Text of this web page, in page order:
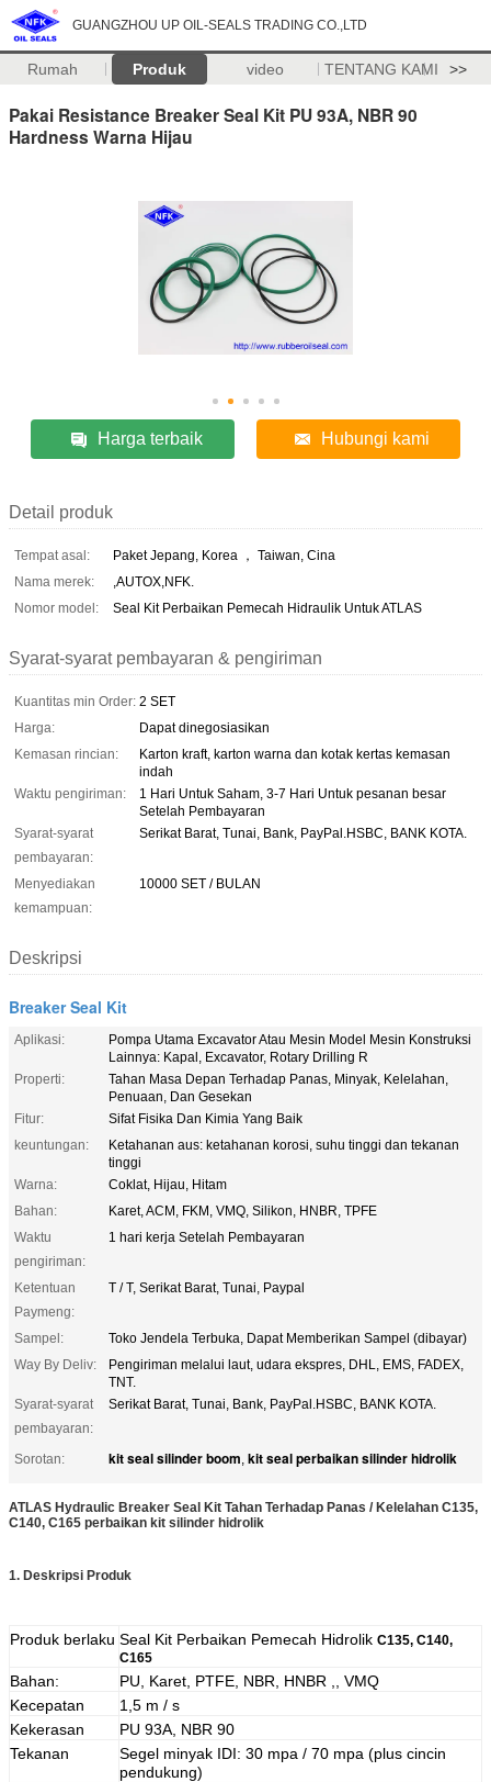
GUANGZHOU UP OIL-SEALS TRADING CO.,LTD
Rumah Produk video TENTANG KAMI >>
Pakai Resistance Breaker Seal Kit PU 93A, NBR 90
Hardness Warna Hijau
Harga terbaik Hubungi kami
Detail produk
Tempat asal:
Paket Jepang, Korea ， Taiwan, Cina
Nama merek:
,AUTOX,NFK.
Nomor model:
Seal Kit Perbaikan Pemecah Hidraulik Untuk ATLAS
Syarat-syarat pembayaran & pengiriman
Kuantitas min Order: 2 SET
Harga:
Dapat dinegosiasikan
Kemasan rincian:
Karton kraft, karton warna dan kotak kertas kemasan
indah
Waktu pengiriman:
1 Hari Untuk Saham, 3-7 Hari Untuk pesanan besar
Setelah Pembayaran
Syarat-syarat
pembayaran:
Serikat Barat, Tunai, Bank, PayPal.HSBC, BANK KOTA.
Menyediakan
kemampuan:
10000 SET / BULAN
Deskripsi
Breaker Seal Kit
Aplikasi:
Pompa Utama Excavator Atau Mesin Model Mesin Konstruksi
Lainnya: Kapal, Excavator, Rotary Drilling R
Properti:
Tahan Masa Depan Terhadap Panas, Minyak, Kelelahan,
Penuaan, Dan Gesekan
Fitur:
Sifat Fisika Dan Kimia Yang Baik
keuntungan:
Ketahanan aus: ketahanan korosi, suhu tinggi dan tekanan
tinggi
Warna:
Coklat, Hijau, Hitam
Bahan:
Karet, ACM, FKM, VMQ, Silikon, HNBR, TPFE
Waktu
pengiriman:
1 hari kerja Setelah Pembayaran
Ketentuan
Paymeng:
T / T, Serikat Barat, Tunai, Paypal
Sampel:
Toko Jendela Terbuka, Dapat Memberikan Sampel (dibayar)
Way By Deliv:
Pengiriman melalui laut, udara ekspres, DHL, EMS, FADEX,
TNT.
Syarat-syarat
pembayaran:
Serikat Barat, Tunai, Bank, PayPal.HSBC, BANK KOTA.
Sorotan: kit seal silinder boom, kit seal perbaikan silinder hidrolik
ATLAS Hydraulic Breaker Seal Kit Tahan Terhadap Panas / Kelelahan C135,
C140, C165 perbaikan kit silinder hidrolik
1. Deskripsi Produk
Produk berlaku Seal Kit Perbaikan Pemecah Hidrolik C135, C140,
C165
Bahan:
PU, Karet, PTFE, NBR, HNBR ,, VMQ
Kecepatan
1,5 m / s
Kekerasan
PU 93A, NBR 90
Tekanan
Segel minyak IDI: 30 mpa / 70 mpa (plus cincin
pendukung)